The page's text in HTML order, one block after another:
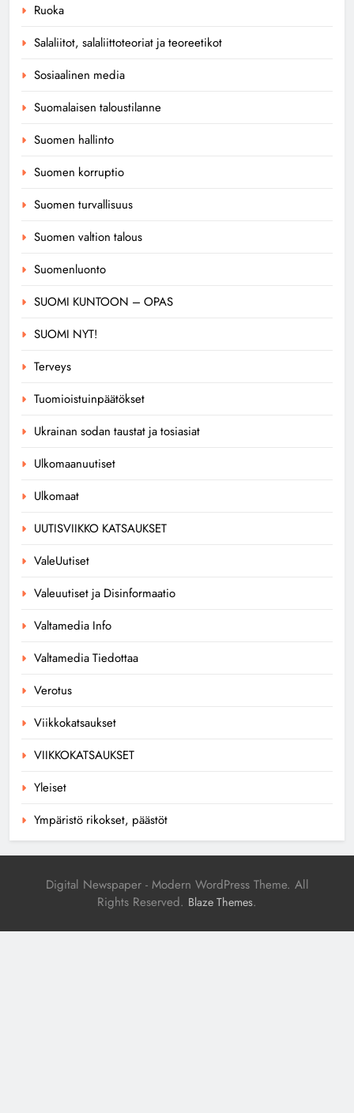
Ruoka
Salaliitot, salaliittoteoriat ja teoreetikot
Sosiaalinen media
Suomalaisen taloustilanne
Suomen hallinto
Suomen korruptio
Suomen turvallisuus
Suomen valtion talous
Suomenluonto
SUOMI KUNTOON – OPAS
SUOMI NYT!
Terveys
Tuomioistuinpäätökset
Ukrainan sodan taustat ja tosiasiat
Ulkomaanuutiset
Ulkomaat
UUTISVIIKKO KATSAUKSET
ValeUutiset
Valeuutiset ja Disinformaatio
Valtamedia Info
Valtamedia Tiedottaa
Verotus
Viikkokatsaukset
VIIKKOKATSAUKSET
Yleiset
Ympäristö rikokset, päästöt
Digital Newspaper - Modern WordPress Theme. All
Rights Reserved. Blaze Themes.